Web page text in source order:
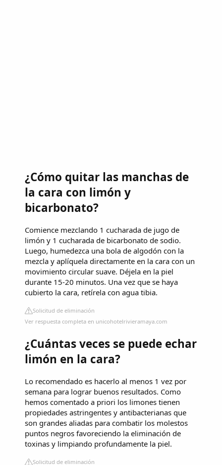
¿Cómo quitar las manchas de
la cara con limón y
bicarbonato?
Comience mezclando 1 cucharada de jugo de
limón y 1 cucharada de bicarbonato de sodio.
Luego, humedezca una bola de algodón con la
mezcla y aplíquela directamente en la cara con un
movimiento circular suave. Déjela en la piel
durante 15-20 minutos. Una vez que se haya
cubierto la cara, retírela con agua tibia.
Solicitud de eliminación
Ver respuesta completa en unicohotelrivieramaya.com
¿Cuántas veces se puede echar
limón en la cara?
Lo recomendado es hacerlo al menos 1 vez por
semana para lograr buenos resultados. Como
hemos comentado a priori los limones tienen
propiedades astringentes y antibacterianas que
son grandes aliadas para combatir los molestos
puntos negros favoreciendo la eliminación de
toxinas y limpiando profundamente la piel.
Solicitud de eliminación